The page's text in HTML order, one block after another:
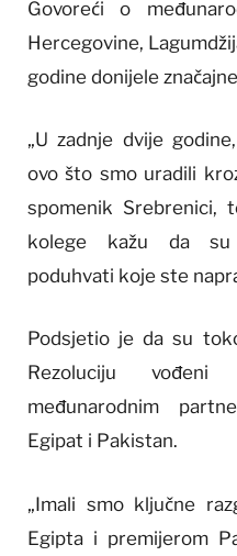
Govoreći o
Hercegovine,
godine donijele
„U zadnje dvije
ovo što smo uradili
spomenik Srebrenici,
kolege kažu da su
poduhvati koje ste
Podsjetio je da su
Rezoluciju
međunarodnim
Egipat i Pakistan.
„Imali smo ključne
Egipta i premijerom